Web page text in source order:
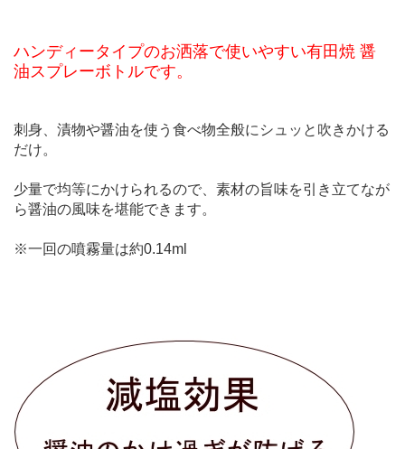
ハンディータイプのお洒落で使いやすい有田焼 醤
油スプレーボトルです。
刺身、漬物や醤油を使う食べ物全般にシュッと吹きかける
だけ。
少量で均等にかけられるので、素材の旨味を引き立てなが
ら醤油の風味を堪能できます。
※一回の噴霧量は約0.14ml